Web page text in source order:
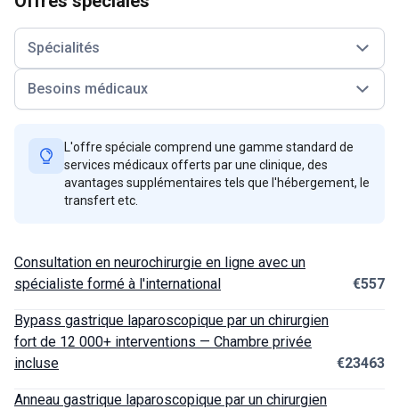
Spécialités
Besoins médicaux
L'offre spéciale comprend une gamme standard de
services médicaux offerts par une clinique, des
avantages supplémentaires tels que l'hébergement, le
transfert etc.
Consultation en neurochirurgie en ligne avec un
spécialiste formé à l'international
€557
Bypass gastrique laparoscopique par un chirurgien
fort de 12 000+ interventions — Chambre privée
incluse
€23463
Anneau gastrique laparoscopique par un chirurgien